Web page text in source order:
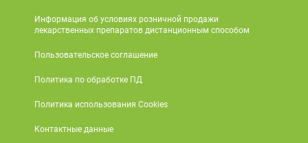
Информация об условиях розничной продажи
лекарственных препаратов дистанционным способом
Пользовательское соглашение
Политика по обработке ПД
Политика использования Cookies
Контактные данные